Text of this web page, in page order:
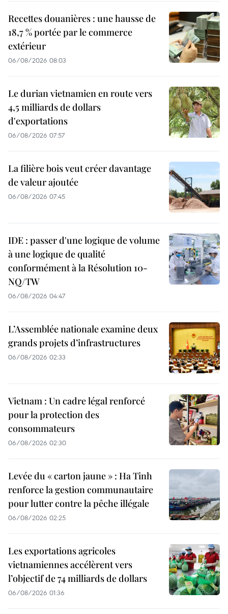
Recettes douanières : une hausse de
18,7 % portée par le commerce
extérieur
06/08/2026 08:03
Le durian vietnamien en route vers
4,5 milliards de dollars
d'exportations
06/08/2026 07:57
La filière bois veut créer davantage
de valeur ajoutée
06/08/2026 07:45
IDE : passer d'une logique de volume
à une logique de qualité
conformément à la Résolution 10-
NQ/TW
06/08/2026 04:47
L’Assemblée nationale examine deux
grands projets d’infrastructures
06/08/2026 02:33
Vietnam : Un cadre légal renforcé
pour la protection des
consommateurs
06/08/2026 02:30
Levée du « carton jaune » : Ha Tinh
renforce la gestion communautaire
pour lutter contre la pêche illégale
06/08/2026 02:25
Les exportations agricoles
vietnamiennes accélèrent vers
l’objectif de 74 milliards de dollars
06/08/2026 01:36